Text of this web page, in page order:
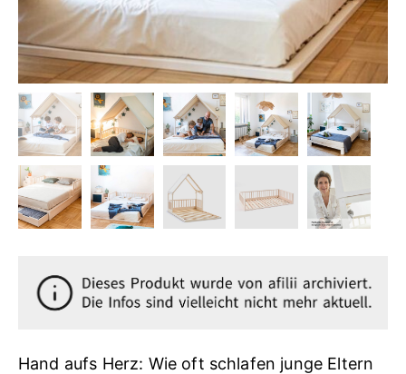
Hand aufs Herz: Wie oft schlafen junge Eltern